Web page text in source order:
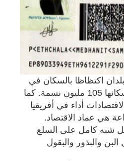
اكتظاظا بالسكان في
العالم حيث يبلغ عدد سكانها 105 مليون نسمة. كما
أداء في أفريقيا
هي عماد الاقتصاد.
شبه كامل على السلع
والبذور والبقول